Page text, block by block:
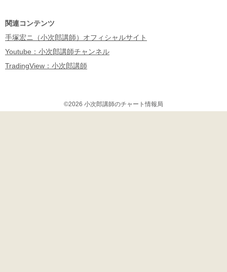
関連コンテンツ
手塚宏ニ（小次郎講師）オフィシャルサイト
Youtube：小次郎講師チャンネル
TradingView：小次郎講師
©2026 小次郎講師のチャート情報局